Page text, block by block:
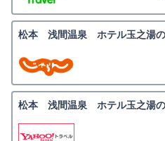
松本 浅間温泉 ホテル玉之湯の
松本 浅間温泉 ホテル玉之湯の